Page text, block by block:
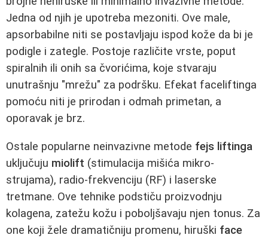
Jedna od njih je upotreba mezoniti. Ove male,
apsorbabilne niti se postavljaju ispod kože da bi je
podigle i zategle. Postoje različite vrste, poput
spiralnih ili onih sa čvorićima, koje stvaraju
unutrašnju "mrežu" za podršku. Efekat faceliftinga
pomoću niti je prirodan i odmah primetan, a
oporavak je brz.
Ostale popularne neinvazivne metode fejs liftinga
uključuju miolift (stimulacija mišića mikro-
strujama), radio-frekvenciju (RF) i laserske
tretmane. Ove tehnike podstiču proizvodnju
kolagena, zatežu kožu i poboljšavaju njen tonus. Za
one koji žele dramatičniju promenu, hiruški face